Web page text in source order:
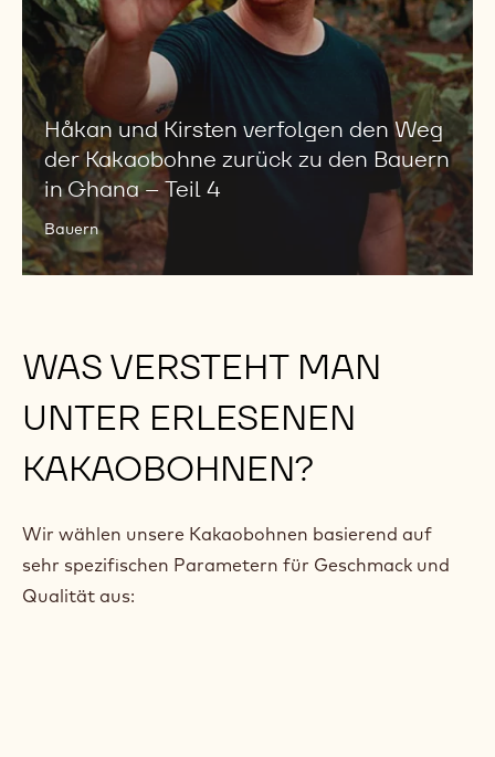
Håkan und Kirsten verfolgen den Weg
der Kakaobohne zurück zu den Bauern
in Ghana – Teil 4
Bauern
den
Bauern
in
Ghana
Teil
WAS VERSTEHT MAN
UNTER ERLESENEN
KAKAOBOHNEN?
Wir wählen unsere Kakaobohnen basierend auf
sehr spezifischen Parametern für Geschmack und
Qualität aus: